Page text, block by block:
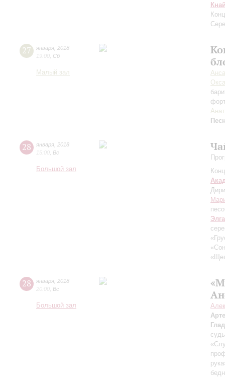
27 января 2018
19:00 Сб
Малый зал
28 января 2018
15:00 Вс
Большой зал
28 января 2018
20:00 Вс
Большой зал